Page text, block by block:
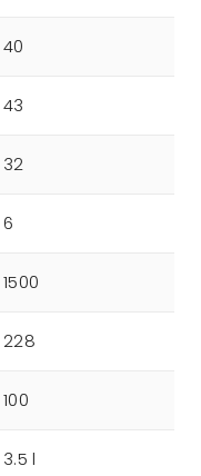
40
43
32
6
1500
228
100
3.5 l